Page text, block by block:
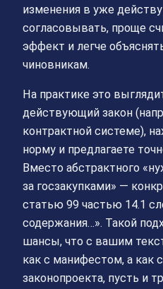
изменения в уже
согласовывать, проще
эффект и легче
чиновникам.
На практике это
действующий закон
контрактной системе),
норму и предлагаете
Вместо абстрактного
за госзакупками» —
статью 99 частью 14.1
содержания…». Такой
шансы, что с вашим
как с манифестом, а как
законопроекта, пусть и